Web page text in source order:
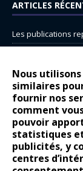
Nous
similaires
fournir nos
comment
pouvoir
statistiques
publicités, y
centres
ARTICLES
Les publications
14 juillet :
Renault Espace :
Peugeot E-208 GTi
COMMENTAIRES
Bernard Dardart